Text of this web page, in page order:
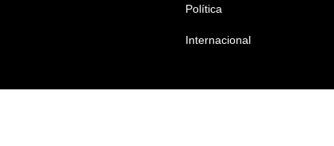
Política
Internacional